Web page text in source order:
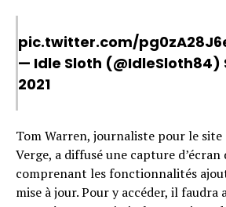
pic.twitter.com/
— Idle Sloth (@IdleSloth84)
2021
Tom Warren, journaliste pour le site
Verge, a diffusé une capture d’écran
comprenant les fonctionnalités
mise à jour. Pour y accéder, il faudra